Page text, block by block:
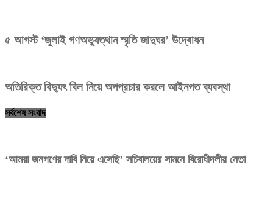
৫ আগস্ট ‘জুলাই গণঅভ্যুত্থান স্মৃতি জাদুঘর’ উদ্বোধন
অতিরিক্ত বিদ্যুৎ বিল নিয়ে অপপ্রচার করলে আইনগত ব্যবস্থা
সর্বশেষ সংবাদ
‘আমরা জনগণের দাবি নিয়ে এসেছি’ সচিবালয়ের সামনে বিরোধীদলীয় নেতা